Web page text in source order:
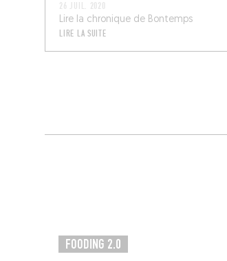
26 JUIL. 2020
Lire la chronique de Bontemps
LIRE LA SUITE
FOODING 2.0